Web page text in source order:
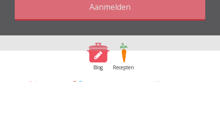
Aanmelden
Blog Recepten